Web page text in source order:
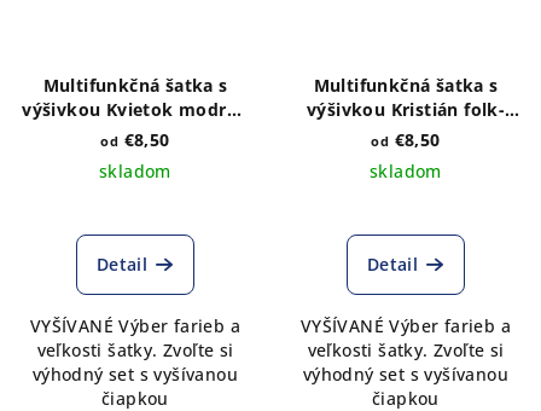
Multifunkčná šatka s
výšivkou Kvietok modrý -
výber farieb a veľkosti
od €8,50
skladom
Detail
VYŠÍVANÉ Výber farieb a
veľkosti šatky. Zvoľte si
výhodný set s vyšívanou
čiapkou
Multifunkčná šatka s
výšivkou Kristián folk-
výber farieb a veľkosti
od €8,50
skladom
Detail
VYŠÍVANÉ Výber farieb a
veľkosti šatky. Zvoľte si
výhodný set s vyšívanou
čiapkou